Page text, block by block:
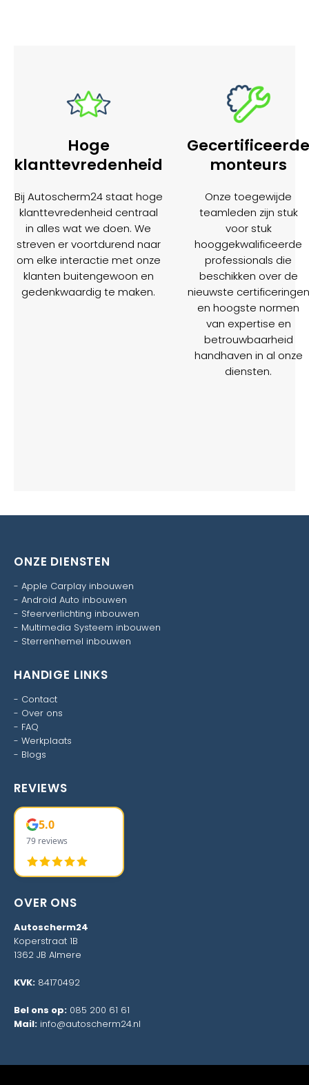
Hoge
klanttevredenheid
Bij Autoscherm24 staat hoge
klanttevredenheid centraal
in alles wat we doen. We
streven er voortdurend naar
om elke interactie met onze
klanten buitengewoon en
gedenkwaardig te maken.
Gecertificeerde
monteurs
Onze toegewijde
teamleden zijn stuk
voor stuk
hooggekwalificeerde
professionals die
beschikken over de
nieuwste certificeringen
en hoogste normen
van expertise en
betrouwbaarheid
handhaven in al onze
diensten.
ONZE DIENSTEN
- Apple Carplay inbouwen
- Android Auto inbouwen
- Sfeerverlichting inbouwen
- Multimedia Systeem inbouwen
- Sterrenhemel inbouwen
HANDIGE LINKS
- Contact
- Over ons
- FAQ
- Werkplaats
- Blogs
REVIEWS
5.0
79 reviews
OVER ONS
Autoscherm24
Koperstraat 1B
1362 JB Almere
KVK: 84170492
Bel ons op: 085 200 61 61
Mail: info@autoscherm24.nl